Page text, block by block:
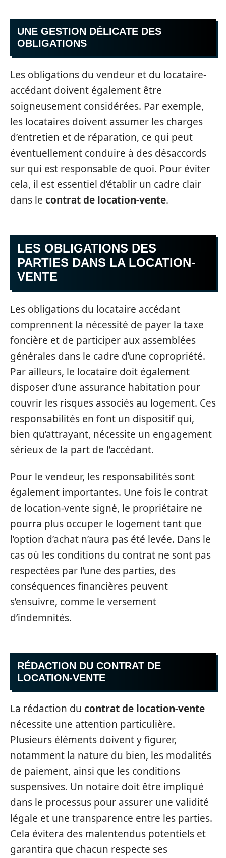
UNE GESTION DÉLICATE DES
OBLIGATIONS
Les obligations du vendeur et du locataire-
accédant doivent également être
soigneusement considérées. Par exemple,
les locataires doivent assumer les charges
d’entretien et de réparation, ce qui peut
éventuellement conduire à des désaccords
sur qui est responsable de quoi. Pour éviter
cela, il est essentiel d’établir un cadre clair
dans le contrat de location-vente.
LES OBLIGATIONS DES
PARTIES DANS LA LOCATION-
VENTE
Les obligations du locataire accédant
comprennent la nécessité de payer la taxe
foncière et de participer aux assemblées
générales dans le cadre d’une copropriété.
Par ailleurs, le locataire doit également
disposer d’une assurance habitation pour
couvrir les risques associés au logement. Ces
responsabilités en font un dispositif qui,
bien qu’attrayant, nécessite un engagement
sérieux de la part de l’accédant.
Pour le vendeur, les responsabilités sont
également importantes. Une fois le contrat
de location-vente signé, le propriétaire ne
pourra plus occuper le logement tant que
l’option d’achat n’aura pas été levée. Dans le
cas où les conditions du contrat ne sont pas
respectées par l’une des parties, des
conséquences financières peuvent
s’ensuivre, comme le versement
d’indemnités.
RÉDACTION DU CONTRAT DE
LOCATION-VENTE
La rédaction du contrat de location-vente
nécessite une attention particulière.
Plusieurs éléments doivent y figurer,
notamment la nature du bien, les modalités
de paiement, ainsi que les conditions
suspensives. Un notaire doit être impliqué
dans le processus pour assurer une validité
légale et une transparence entre les parties.
Cela évitera des malentendus potentiels et
garantira que chacun respecte ses